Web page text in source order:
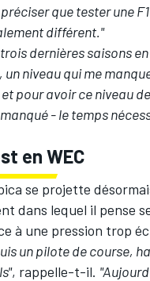
que tester une
différent."
dernières saisons
niveau qui me
pour avoir ce niveau
- le temps
en WEC
se projette
dans lequel il pense
à une pression trop
un pilote de course,
, rappelle-t-il.